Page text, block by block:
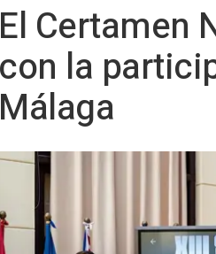
El Certamen
con la
Málaga